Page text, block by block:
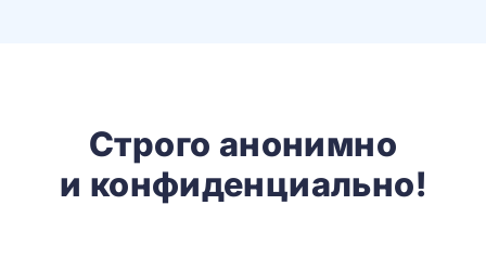
Строго анонимно
и конфиденциально!